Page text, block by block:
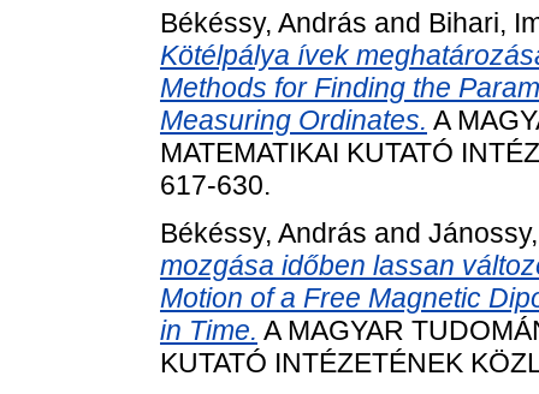
Békéssy, András and Bihari,
Kötélpálya ívek
Methods for Finding the
Measuring Ordinates. A
MATEMATIKAI KUTATÓ
617-630.
Békéssy, András and
mozgása időben lassan
Motion of a Free Magnetic
in Time. A MAGYAR
KUTATÓ INTÉZETÉNEK